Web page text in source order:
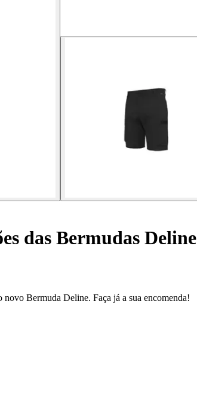
das Bermudas Deline
Bermuda Deline. Faça já a sua encomenda!